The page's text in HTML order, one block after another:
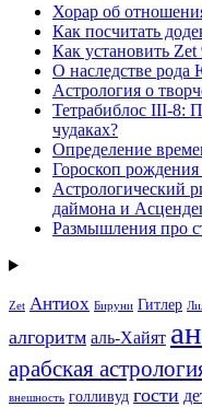
Хорар об
Как посчитать
Как установить
О наследстве
Астрология о
Тетрабиблос III-8:
чудаках?
Определение
Гороскоп рождения
Астрологический
даймона и
Размышления про
Zet Антиох Бируни Гитлер
алгоритм аль-Хайят
арабская
внешность голливуд гости